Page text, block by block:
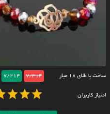
ساخت با طلای ۱۸ عیار 7/314
7/214
امتیاز کاربران